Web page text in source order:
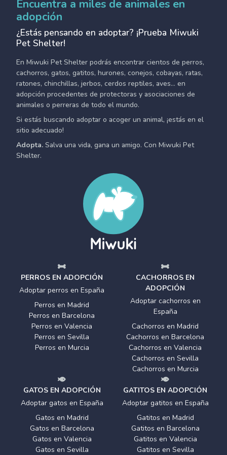
Encuentra a miles de animales en
adopción
¿Estás pensando en adoptar? ¡Prueba Miwuki
Pet Shelter!
En Miwuki Pet Shelter podrás encontrar cientos de perros,
cachorros, gatos, gatitos, hurones, conejos, cobayas, ratas,
ratones, chinchillas, jerbos, cerdos reptiles, aves... en
adopción procedentes de protectoras y asociaciones de
animales o perreras de todo el mundo.
Si estás buscando adoptar o acoger un animal, ¡estás en el
sitio adecuado!
Adopta. Salva una vida, gana un amigo. Con Miwuki Pet
Shelter.
PERROS EN ADOPCIÓN
Adoptar perros en España
Perros en Madrid
Perros en Barcelona
Perros en Valencia
Perros en Sevilla
Perros en Murcia
CACHORROS EN
ADOPCIÓN
Adoptar cachorros en
España
Cachorros en Madrid
Cachorros en Barcelona
Cachorros en Valencia
Cachorros en Sevilla
Cachorros en Murcia
GATOS EN ADOPCIÓN
Adoptar gatos en España
Gatos en Madrid
Gatos en Barcelona
Gatos en Valencia
Gatos en Sevilla
GATITOS EN ADOPCIÓN
Adoptar gatitos en España
Gatitos en Madrid
Gatitos en Barcelona
Gatitos en Valencia
Gatitos en Sevilla